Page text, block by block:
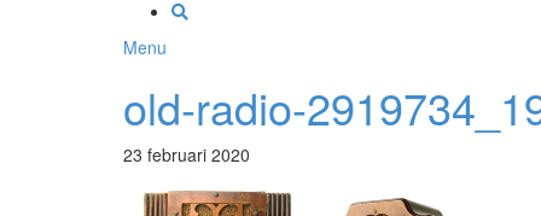
Menu
old-radio-
23 februari 2020